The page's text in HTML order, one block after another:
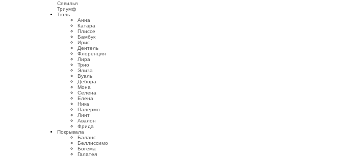
Севилья
Триумф
Тюль
Анна
Катара
Плиссе
Бамбук
Ирис
Дентель
Флоренция
Лира
Трио
Элиза
Вуаль
Дебора
Мона
Селена
Елена
Ника
Палермо
Линт
Авалон
Фрида
Покрывала
Баланс
Беллиссимо
Богема
Галатея